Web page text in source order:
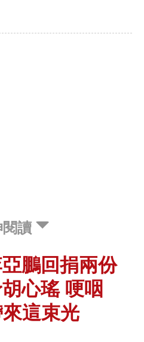
讀
鵬回捐兩份
心瑤 哽咽
這束光